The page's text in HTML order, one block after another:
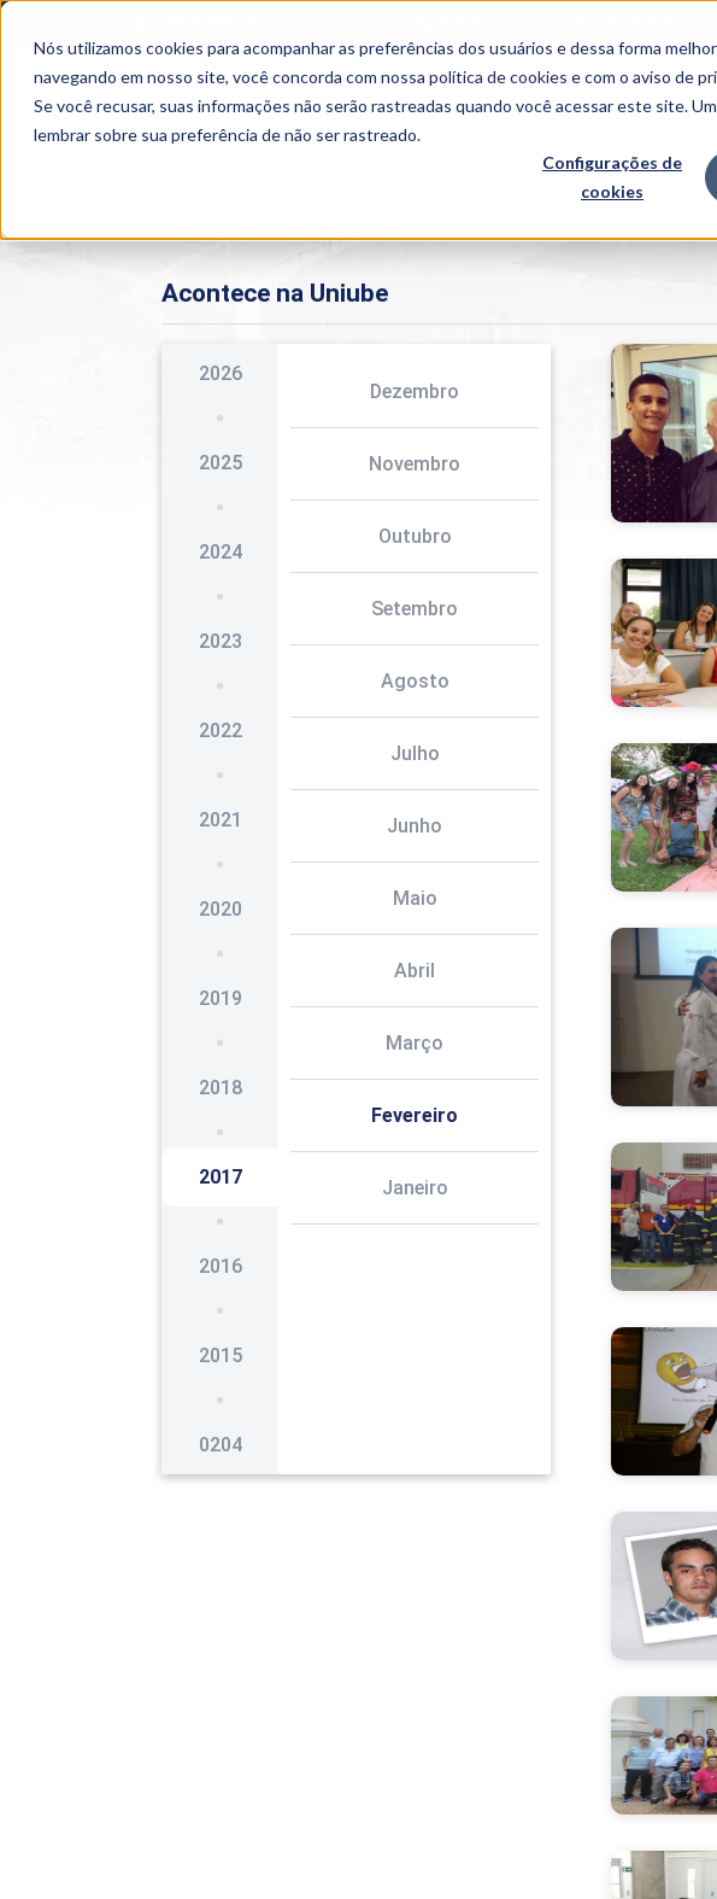
Nós utilizamos cookies para acompanhar as preferências dos usuários e dessa forma
navegando em nosso site, você concorda com nossa política de cookies e com o aviso de
Se você recusar, suas informações não serão rastreadas quando você acessar este site.
lembrar sobre sua preferência de não ser rastreado.
Configurações de
cookies
SEMIPRESENCIAL PRESENCIAL EAD BENEFÍCIOS
Acontece na Uniube
2026
2025
2024
2023
2022
2021
2020
2019
2018
2017
2016
2015
0204
Dezembro
Novembro
Outubro
Setembro
Agosto
Julho
Junho
Maio
Abril
Março
Fevereiro
Janeiro